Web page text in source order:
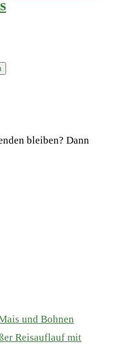
bleiben? Dann
und Bohnen
Reisauflauf mit